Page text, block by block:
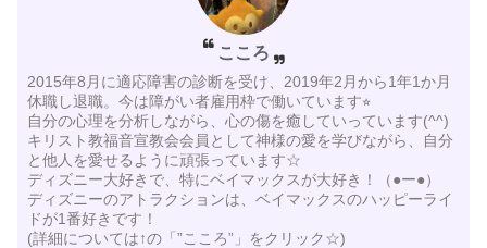
こころ
2015年8月に適応障害の診断を受け、2019年2月から1年1か月
休職し退職。今は障がい者雇用枠で働いています⭐︎
自分の心理を分析しながら、心の傷を癒していっています(^^)
キリスト教福音宣教会会員として神様の愛を学びながら、自分
と他人を愛せるように頑張っています☆
ディズニー大好きで、特にベイマックスが大好き！（●ー●）
ディズニーのアトラクションは、ベイマックスのハッピーライ
ドが1番好きです！
(詳細については↑の「”こころ”」をクリック☆)